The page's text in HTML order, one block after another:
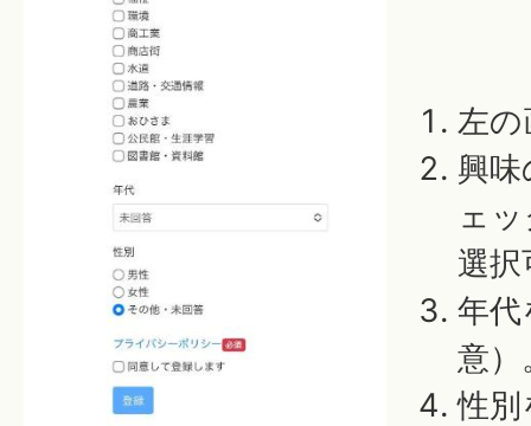
左
興
ェ
選択
年代
意）
性別